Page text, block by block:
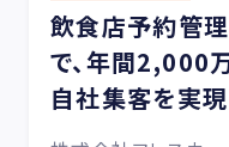
飲食店予約管
で、年間2,000
自社集客を実現